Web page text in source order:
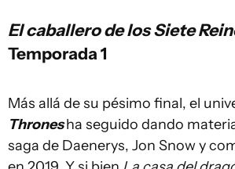
El caballero de los Siete
Temporada 1
Más allá de su pésimo final, el
Thronesha seguido dando
saga de Daenerys, Jon Snow y